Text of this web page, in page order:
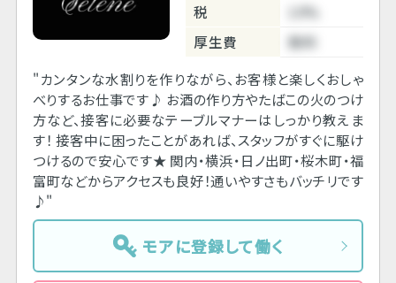
税
10%
厚生費
無料
"カンタンな水割りを作りながら、お客様と楽しくおしゃ
べりするお仕事です♪ お酒の作り方やたばこの火のつけ
方など、接客に必要なテーブルマナーはしっかり教えま
す！ 接客中に困ったことがあれば、スタッフがすぐに駆け
つけるので安心です★ 関内・横浜・日ノ出町・桜木町・福
富町などからアクセスも良好！通いやすさもバッチリです
♪"
モアに登録して働く